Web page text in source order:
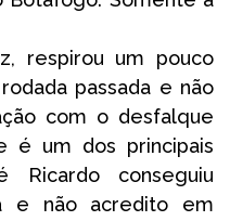
respirou um pouco
passada e não
com o desfalque
é um dos principais
conseguiu
e não acredito em